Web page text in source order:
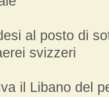
al posto di
svizzeri
il Libano del